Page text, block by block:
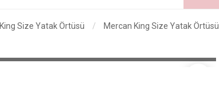
King Size Yatak Örtüsü Mercan King Size Yatak Örtüsü